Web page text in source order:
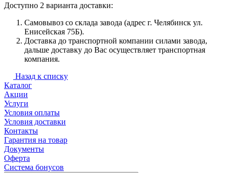
Доступно 2 варианта доставки:
Самовывоз со склада завода (адрес г. Челябинск ул.
Енисейская 75Б).
Доставка до транспортной компании силами завода,
дальше доставку до Вас осуществляет транспортная
компания.
Назад к списку
Каталог
Акции
Услуги
Условия оплаты
Условия доставки
Контакты
Гарантия на товар
Документы
Оферта
Система бонусов